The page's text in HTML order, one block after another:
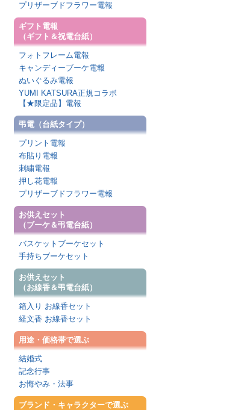
プリザーブドフラワー電報
ギフト電報
（ギフト＆祝電台紙）
フォトフレーム電報
キャンディーブーケ電報
ぬいぐるみ電報
YUMI KATSURA正規コラボ
【★限定品】電報
弔電（台紙タイプ）
プリント電報
布貼り電報
刺繍電報
押し花電報
プリザーブドフラワー電報
お供えセット
（ブーケ＆弔電台紙）
バスケットブーケセット
手持ちブーケセット
お供えセット
（お線香＆弔電台紙）
箱入り お線香セット
経文香 お線香セット
用途・価格帯で選ぶ
結婚式
記念行事
お悔やみ・法事
ブランド・キャラクターで選ぶ